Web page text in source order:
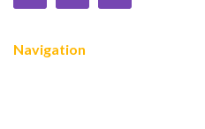
Navigation